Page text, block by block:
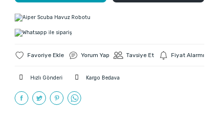
Yorum Yap Tavsiye Et Fiyat Alarmı
Hızlı Gönderi Kargo Bedava